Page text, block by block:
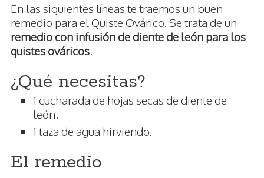
En las siguientes líneas te traemos un buen
remedio para el Quiste Ovárico. Se trata de un
remedio con infusión de diente de león para los
quistes ováricos
¿Qué necesitas?
1 cucharada de hojas secas de diente de
león.
1 taza de agua hirviendo.
El remedio